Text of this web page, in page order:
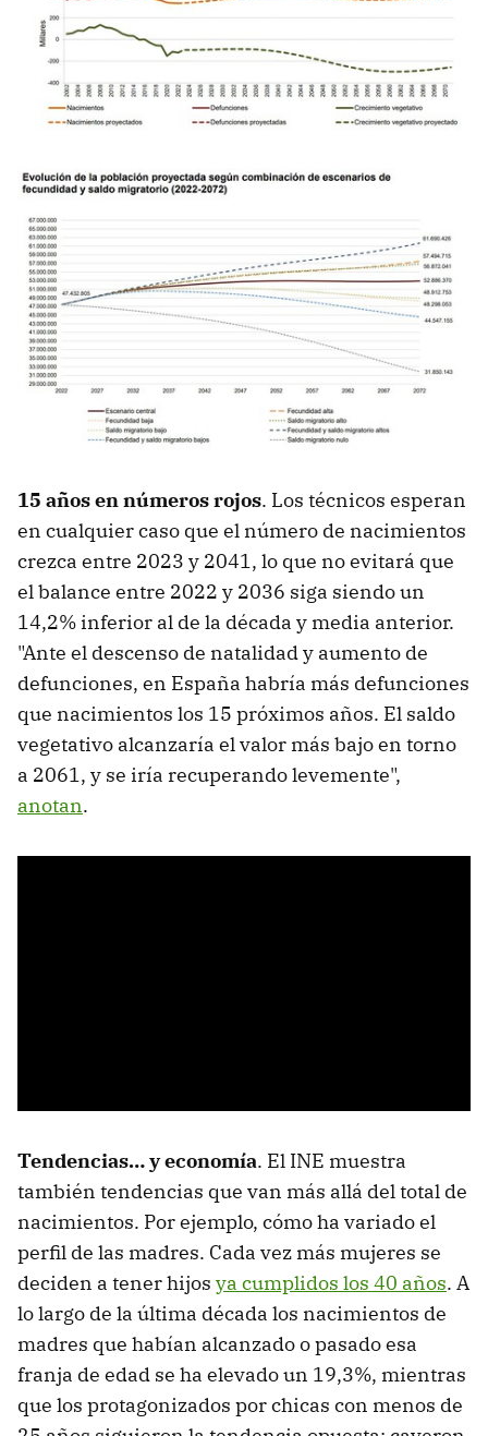
15 años en números rojos. Los técnicos esperan
en cualquier caso que el número de nacimientos
crezca entre 2023 y 2041, lo que no evitará que
el balance entre 2022 y 2036 siga siendo un
14,2% inferior al de la década y media anterior.
"Ante el descenso de natalidad y aumento de
defunciones, en España habría más defunciones
que nacimientos los 15 próximos años. El saldo
vegetativo alcanzaría el valor más bajo en torno
a 2061, y se iría recuperando levemente",
anotan.
Tendencias… y economía. El INE muestra
también tendencias que van más allá del total de
nacimientos. Por ejemplo, cómo ha variado el
perfil de las madres. Cada vez más mujeres se
deciden a tener hijos ya cumplidos los 40 años. A
lo largo de la última década los nacimientos de
madres que habían alcanzado o pasado esa
franja de edad se ha elevado un 19,3%, mientras
que los protagonizados por chicas con menos de